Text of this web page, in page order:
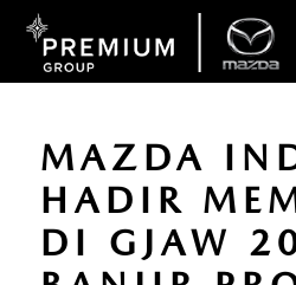
MAZDA
HADIR
DI GJAW